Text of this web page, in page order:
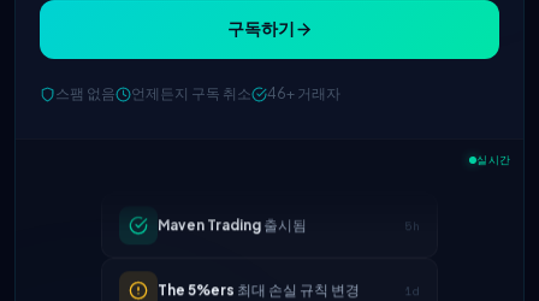
구독하기
스팸 없음 언제든지 구독 취소 46+ 거래자
실시간
FTMO업데이트된 수익 분배 → 90%
The 5%ers최대 손실 규칙 변경 1d
Alpha Capital— 25% 할인 코드:
1d